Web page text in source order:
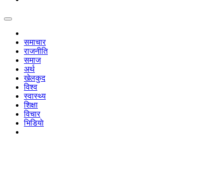
समाचार
राजनीति
समाज
अर्थ
खेलकुद
विश्व
स्वास्थ्य
शिक्षा
विचार
भिडियाे